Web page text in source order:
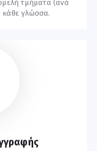
τμήματα (ανά
κάθε γλώσσα.